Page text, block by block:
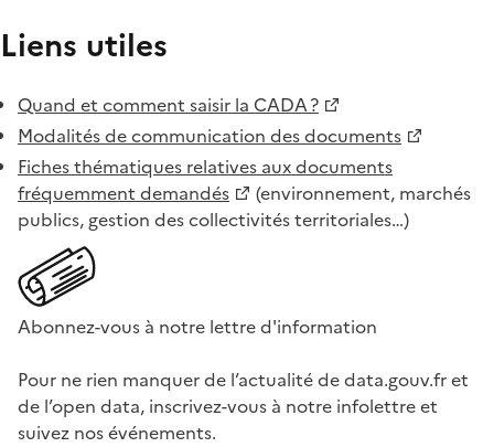
Liens utiles
Quand et comment saisir la CADA ?
Modalités de communication des documents
Fiches thématiques relatives aux documents
fréquemment demandés
(environnement, marchés
publics, gestion des collectivités territoriales…)
Abonnez-vous à notre lettre d'information
Pour ne rien manquer de l’actualité de data.gouv.fr et
de l’open data, inscrivez-vous à notre infolettre et
suivez nos événements.